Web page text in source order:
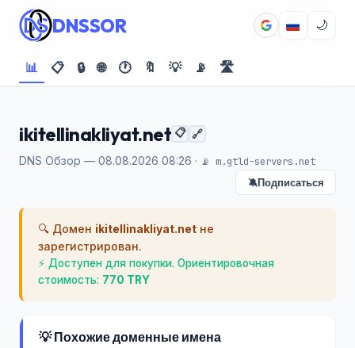
DNSSOR 🌙
📊 📋 🔒 🌐 🕐 🔖 💡 📡 🛣️
ikitellinakliyat.net 📋 🔗
DNS Обзор — 08.08.2026 08:26 · 📡 m.gtld-servers.net
🔕Подписаться
🔍 Домен ikitellinakliyat.net не
зарегистрирован.
⚡ Доступен для покупки. Ориентировочная
стоимость: 770 TRY
💡 Похожие доменные имена